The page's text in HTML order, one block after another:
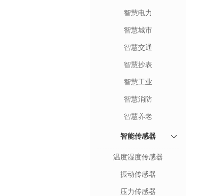
智慧电力
智慧城市
智慧交通
智慧抄表
智慧工业
智慧消防
智慧养老
智能传感器
温度湿度传感器
振动传感器
压力传感器